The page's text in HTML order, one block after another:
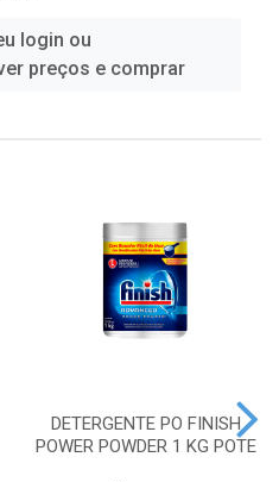
login ou
preços e comprar
DETERGENTE PO FINISH
POWER POWDER 1 KG POTE